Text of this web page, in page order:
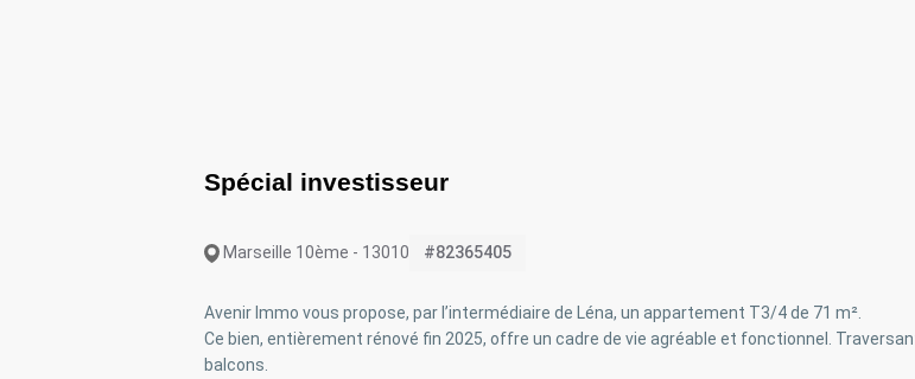
Spécial investisseur
Marseille 10ème - 13010 #82365405
Avenir Immo vous propose, par l’intermédiaire de Léna, un appartement T3/4 de 71 m².
Ce bien, entièrement rénové fin 2025, offre un cadre de vie agréable et fonctionnel.
balcons.